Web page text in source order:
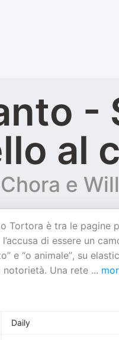
-
al
e
Tortora è tra le
di essere un
e “o animale”, su
Una rete ...
Daily